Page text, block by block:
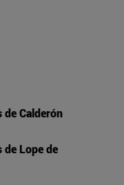
Calderón
Lope de